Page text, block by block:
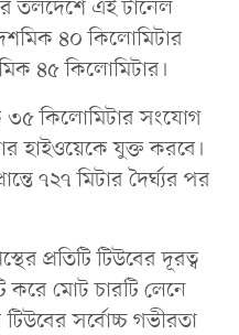
তলদেশে এই টানেল
দশমিক ৪০ কিলোমিটার
৪৫ কিলোমিটার।
৩৫ কিলোমিটার সংযোগ
হাইওয়েকে যুক্ত করবে।
৭২৭ মিটার দৈর্ঘ্যর পর
প্রতিটি টিউবের দূরত্ব
করে মোট চারটি লেনে
সর্বোচ্চ গভীরতা